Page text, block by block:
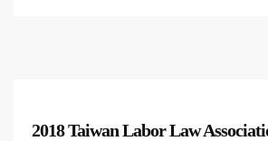
2018 Taiwan Labor Law